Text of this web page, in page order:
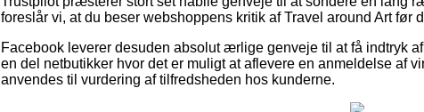
foreslår vi, at du beser webshoppens kritik af Travel around Art før
Facebook leverer desuden absolut ærlige genveje til at få indtryk
en del netbutikker hvor det er muligt at aflevere en anmeldelse af
anvendes til vurdering af tilfredsheden hos kunderne.